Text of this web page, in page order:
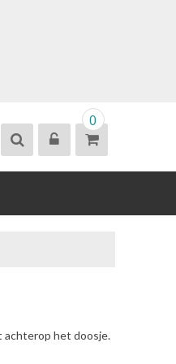
0
achterop het doosje.